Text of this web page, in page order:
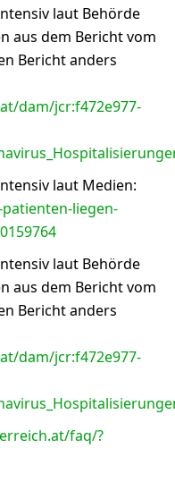
laut Behörde
aus dem Bericht vom
Bericht anders
dam/jcr:f472e977-
laut Medien:
liegen-
laut Behörde
aus dem Bericht vom
Bericht anders
dam/jcr:f472e977-
faq/?